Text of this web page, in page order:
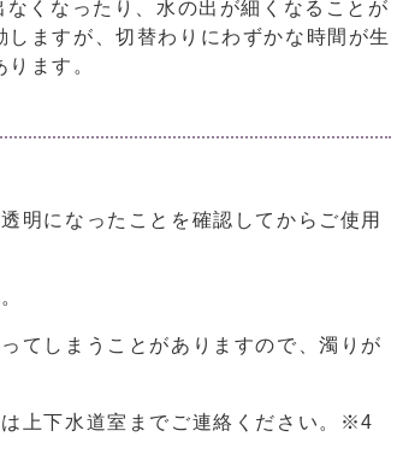
くなったり、水の出が細くなることが
ますが、切替わりにわずかな時間が生
ます。
明になったことを確認してからご使用
てしまうことがありますので、濁りが
上下水道室までご連絡ください。※4